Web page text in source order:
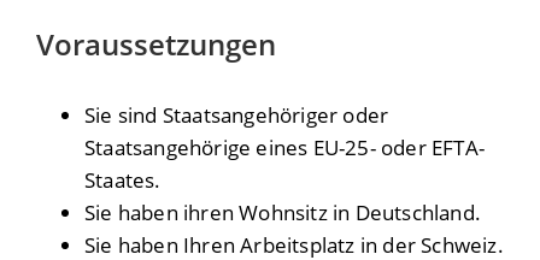
Voraussetzungen
Sie sind Staatsangehöriger oder
Staatsangehörige eines EU-25- oder EFTA-
Staates.
Sie haben ihren Wohnsitz in Deutschland.
Sie haben Ihren Arbeitsplatz in der Schweiz.